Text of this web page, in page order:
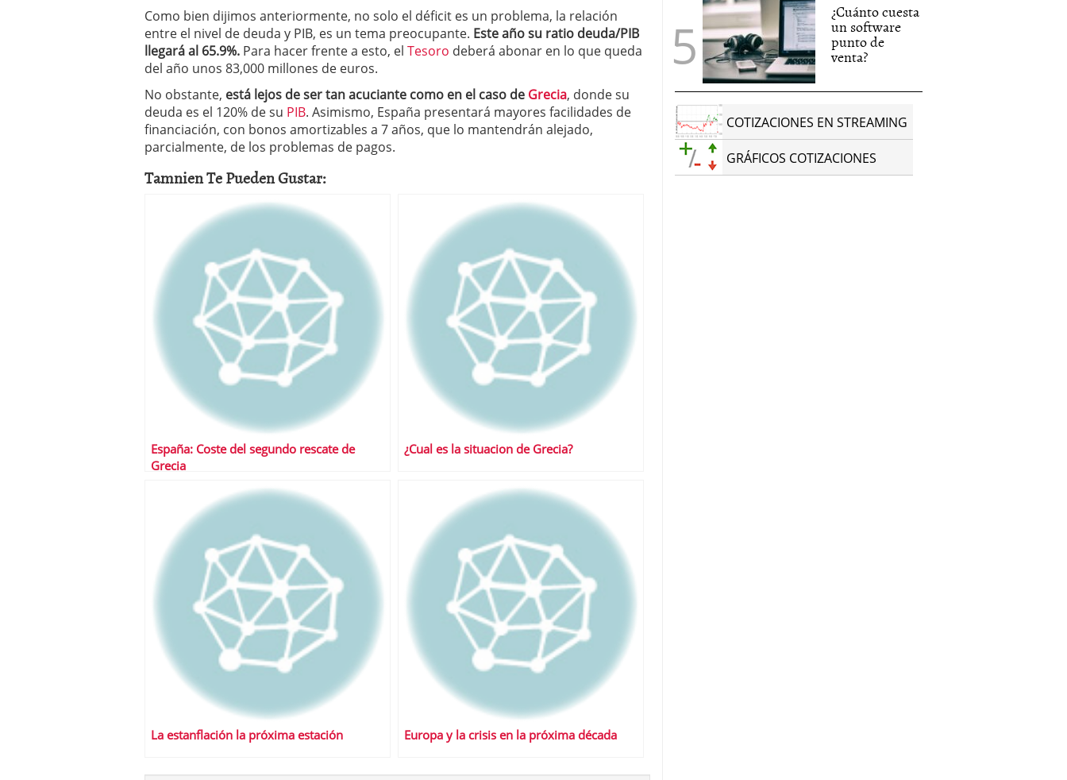
Como bien dijimos anteriormente, no solo el déficit es un problema, la relación
entre el nivel de deuda y PIB, es un tema preocupante. Este año su ratio deuda/PIB
llegará al 65.9%. Para hacer frente a esto, el Tesoro deberá abonar en lo que queda
del año unos 83,000 millones de euros.
No obstante, está lejos de ser tan acuciante como en el caso de Grecia, donde su
deuda es el 120% de su PIB. Asimismo, España presentará mayores facilidades de
financiación, con bonos amortizables a 7 años, que lo mantendrán alejado,
parcialmente, de los problemas de pagos.
Tamnien Te Pueden Gustar:
España: Coste del segundo rescate de
Grecia
¿Cual es la situacion de Grecia?
La estanflación la próxima estación Europa y la crisis en la próxima década
¿Cuánto cuesta
un software
punto de
venta?
COTIZACIONES EN STREAMING
GRÁFICOS COTIZACIONES